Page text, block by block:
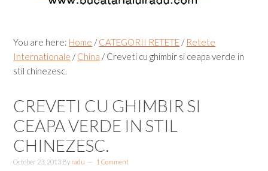
You are here: Home / CATEGORII RETETE / Retete
Internationale / China /Creveti cu ghimbir si ceapa verde in
stil chinezesc.
CREVETI CU GHIMBIR SI
CEAPA VERDE IN STIL
CHINEZESC.
October 23, 2013 By radu 1 Comment